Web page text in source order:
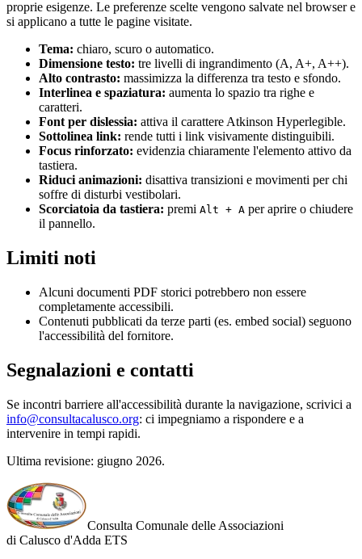
proprie esigenze. Le preferenze scelte vengono salvate nel browser e
si applicano a tutte le pagine visitate.
Tema: chiaro, scuro o automatico.
Dimensione testo: tre livelli di ingrandimento (A, A+, A++).
Alto contrasto: massimizza la differenza tra testo e sfondo.
Interlinea e spaziatura: aumenta lo spazio tra righe e
caratteri.
Font per dislessia: attiva il carattere Atkinson Hyperlegible.
Sottolinea link: rende tutti i link visivamente distinguibili.
Focus rinforzato: evidenzia chiaramente l'elemento attivo da
tastiera.
Riduci animazioni: disattiva transizioni e movimenti per chi
soffre di disturbi vestibolari.
Scorciatoia da tastiera: premi Alt + A per aprire o chiudere
il pannello.
Limiti noti
Alcuni documenti PDF storici potrebbero non essere
completamente accessibili.
Contenuti pubblicati da terze parti (es. embed social) seguono
l'accessibilità del fornitore.
Segnalazioni e contatti
Se incontri barriere all'accessibilità durante la navigazione, scrivici a
info@consultacalusco.org: ci impegniamo a rispondere e a
intervenire in tempi rapidi.
Ultima revisione: giugno 2026.
Consulta Comunale delle Associazioni
di Calusco d'Adda ETS